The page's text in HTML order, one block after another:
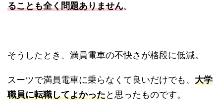
ることも全く問題ありません。
そうしたとき、満員電車の不快さが格段に低減。
スーツで満員電車に乗らなくて良いだけでも、 大学
職員に転職してよかったと思ったものです。